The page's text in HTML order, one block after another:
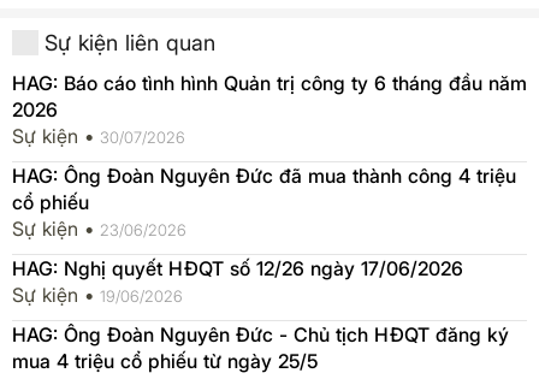
Sự kiện liên quan
HAG: Báo cáo tình hình Quản trị công ty 6 tháng đầu năm
2026
Sự kiện • 30/07/2026
HAG: Ông Đoàn Nguyên Đức đã mua thành công 4 triệu
cổ phiếu
Sự kiện • 23/06/2026
HAG: Nghị quyết HĐQT số 12/26 ngày 17/06/2026
Sự kiện • 19/06/2026
HAG: Ông Đoàn Nguyên Đức - Chủ tịch HĐQT đăng ký
mua 4 triệu cổ phiếu từ ngày 25/5